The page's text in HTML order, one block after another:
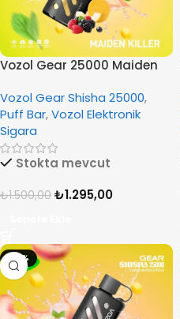
Vozol Gear 25000 Maiden
Vozol Gear Shisha 25000,
Puff Bar,Vozol Elektronik
Sigara
Stokta mevcut
₺1.500,00 ₺1.295,00
-14%